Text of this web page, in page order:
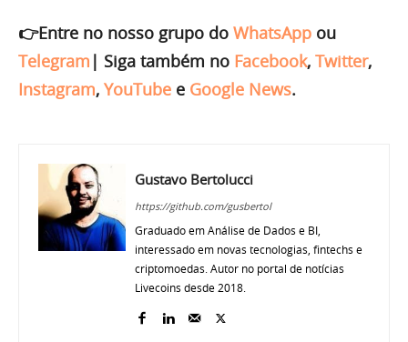
👉Entre no nosso grupo do WhatsApp ou
Telegram | Siga também no Facebook, Twitter,
Instagram, YouTube e Google News.
Gustavo Bertolucci
https://github.com/gusbertol
Graduado em Análise de Dados e BI,
interessado em novas tecnologias, fintechs e
criptomoedas. Autor no portal de notícias
Livecoins desde 2018.